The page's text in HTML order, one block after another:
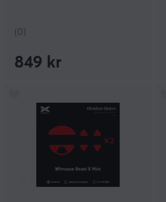
(0)
849 kr